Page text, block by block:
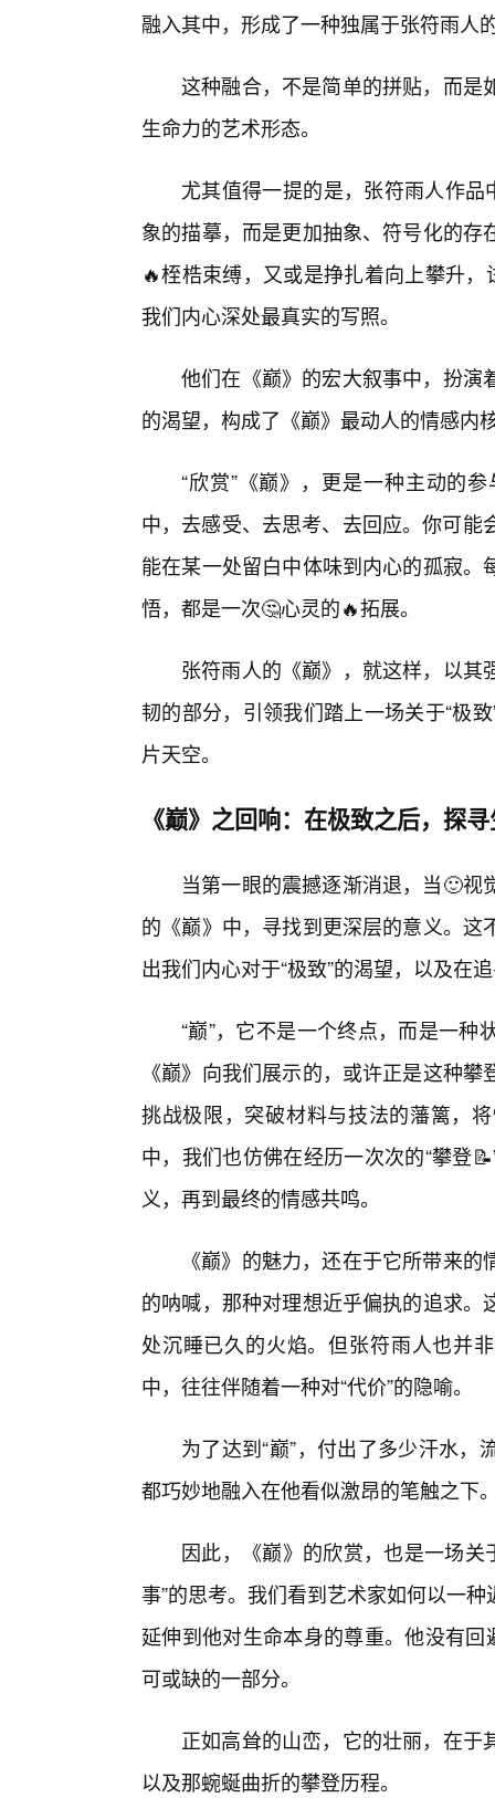
融入其中，形成了一种独属于张符雨人
这种融合，不是简单的拼贴，而是
生命力的艺术形态。
尤其值得一提的是，张符雨人作品
象的描摹，而是更加抽象、符号化的
🔥桎梏束缚，又或是挣扎着向上攀升
我们内心深处最真实的写照。
他们在《巅》的宏大叙事中，扮演
的渴望，构成了《巅》最动人的情感内
“欣赏”《巅》，更是一种主动的
中，去感受、去思考、去回应。你可
能在某一处留白中体味到内心的孤寂
悟，都是一次🤔心灵的🔥拓展。
张符雨人的《巅》，就这样，以
韧的部分，引领我们踏上一场关于“极
片天空。
《巅》之回响：在极致之后，探
当第一眼的震撼逐渐消退，当🙂
的《巅》中，寻找到更深层的意义。
出我们内心对于“极致”的渴望，以及在
“巅”，它不是一个终点，而是一
《巅》向我们展示的，或许正是这种
挑战极限，突破材料与技法的藩篱，
中，我们也仿佛在经历一次次的“攀登
义，再到最终的情感共鸣。
《巅》的魅力，还在于它所带来
的呐喊，那种对理想近乎偏执的追求
处沉睡已久的火焰。但张符雨人也并
中，往往伴随着一种对“代价”的隐喻。
为了达到“巅”，付出了多少汗水
都巧妙地融入在他看似激昂的笔触之下
因此，《巅》的欣赏，也是一场关
事”的思考。我们看到艺术家如何以一
延伸到他对生命本身的尊重。他没有
可或缺的一部分。
正如高耸的山峦，它的壮丽，在
以及那蜿蜒曲折的攀登历程。